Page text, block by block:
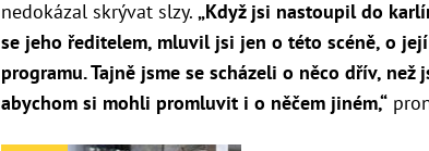
nedokázal skrývat slzy. „Když jsi nastoupil do
se jeho ředitelem, mluvil jsi jen o této scéně, o
programu. Tajně jsme se scházeli o něco dřív, než
abychom si mohli promluvit i o něčem jiném,“